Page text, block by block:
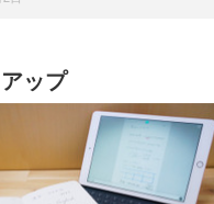
ップ